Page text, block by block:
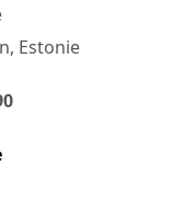
Estonie